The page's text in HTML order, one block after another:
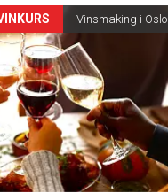
Vinsmaking i Oslo